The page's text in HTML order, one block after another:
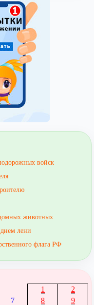
войск
животных
лени
флага РФ
1
2
7 8
9